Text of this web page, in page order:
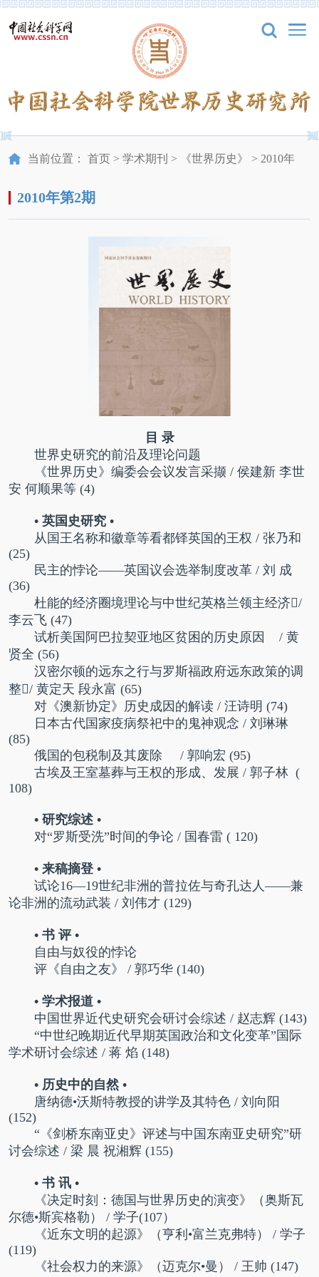
当前位置： 首页> 学术期刊 > 《世界历史》 > 2010年
2010年第2期
目 录
世界史研究的前沿及理论问题
《世界历史》编委会会议发言采撷 / 侯建新 李世
安 何顺果等 (4)
• 英国史研究 •
从国王名称和徽章等看都铎英国的王权 / 张乃和
(25)
民主的悖论——英国议会选举制度改革 / 刘 成
(36)
杜能的经济圈境理论与中世纪英格兰领主经济/
李云飞(47)
试析美国阿巴拉契亚地区贫困的历史原因 / 黄
贤全 (56)
汉密尔顿的远东之行与罗斯福政府远东政策的调
整/ 黄定天 段永富 (65)
对《澳新协定》历史成因的解读 / 汪诗明 (74)
日本古代国家疫病祭祀中的鬼神观念 / 刘琳琳
(85)
俄国的包税制及其废除 / 郭响宏 (95)
古埃及王室墓葬与王权的形成、发展 / 郭子林 (
108)
• 研究综述 •
对“罗斯受洗”时间的争论 / 国春雷 ( 120)
• 来稿摘登 •
试论16—19世纪非洲的普拉佐与奇孔达人——兼
论非洲的流动武装 / 刘伟才(129)
• 书 评 •
自由与奴役的悖论
评《自由之友》 / 郭巧华 (140)
• 学术报道 •
中国世界近代史研究会研讨会综述 / 赵志辉 (143)
“中世纪晚期近代早期英国政治和文化变革”国际
学术研讨会综述 / 蒋 焰 (148)
• 历史中的自然 •
唐纳德•沃斯特教授的讲学及其特色 / 刘向阳
(152)
“《剑桥东南亚史》评述与中国东南亚史研究”研
讨会综述 / 梁 晨 祝湘辉 (155)
• 书 讯 •
《决定时刻：德国与世界历史的演变》（奥斯瓦
尔德•斯宾格勒） / 学子(107）
《近东文明的起源》（亨利•富兰克弗特） / 学子
(119)
《社会权力的来源》（迈克尔•曼） / 王帅 (147)